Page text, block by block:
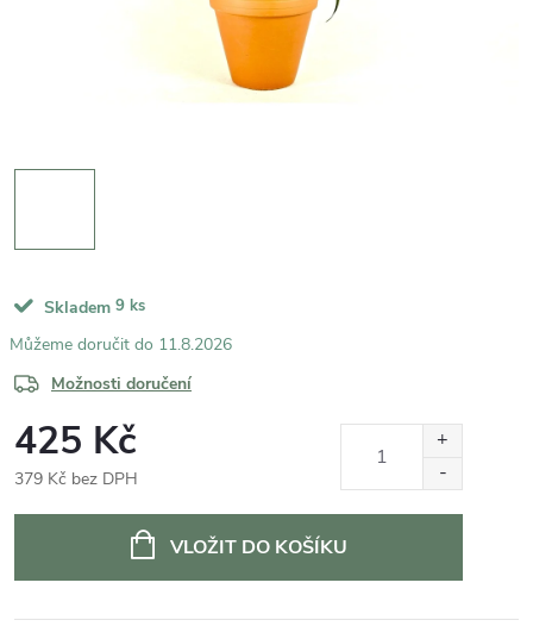
Skladem 9 ks
11.8.2026
Možnosti doručení
425 Kč
379 Kč bez DPH
VLOŽIT DO KOŠÍKU